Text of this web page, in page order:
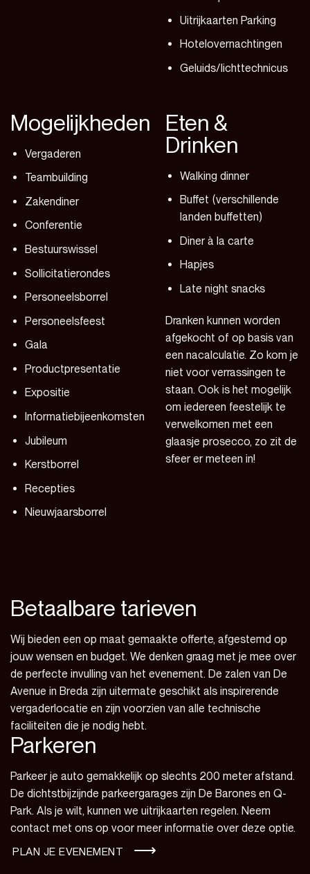
Uitrijkaarten Parking
Hotelovernachtingen
Geluids/lichttechnicus
Mogelijkheden
Vergaderen
Teambuilding
Zakendiner
Conferentie
Bestuurswissel
Sollicitatierondes
Personeelsborrel
Personeelsfeest
Gala
Productpresentatie
Expositie
Informatiebijeenkomsten
Jubileum
Kerstborrel
Recepties
Nieuwjaarsborrel
Eten &
Drinken
Walking dinner
Buffet (verschillende
landen buffetten)
Diner à la carte
Hapjes
Late night snacks
Dranken kunnen worden
afgekocht of op basis van
een nacalculatie. Zo kom je
niet voor verrassingen te
staan. Ook is het mogelijk
om iedereen feestelijk te
verwelkomen met een
glaasje prosecco, zo zit de
sfeer er meteen in!
Betaalbare tarieven
Wij bieden een op maat gemaakte offerte, afgestemd op
jouw wensen en budget. We denken graag met je mee over
de perfecte invulling van het evenement. De zalen van De
Avenue in Breda zijn uitermate geschikt als inspirerende
vergaderlocatie en zijn voorzien van alle technische
faciliteiten die je nodig hebt.
Parkeren
Parkeer je auto gemakkelijk op slechts 200 meter afstand.
De dichtstbijzijnde parkeergarages zijn De Barones en Q-
Park. Als je wilt, kunnen we uitrijkaarten regelen. Neem
contact met ons op voor meer informatie over deze optie.
PLAN JE EVENEMENT